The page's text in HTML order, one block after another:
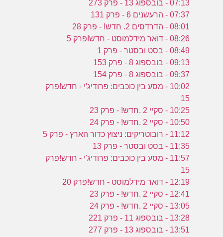
07:13 - בובספוג 13 - פרק 273
07:37 - הרעשנים 6 - פרק 131
08:01 - הדרדסים 2. חדש! - פרק 28
08:26 - דואר מידלמוסט - חדש!פרק 5
08:49 - בסט ובסטר - פרק 1
09:13 - בובספוג 8 - פרק 153
09:37 - בובספוג 8 - פרק 154
10:02 - מסע בין כוכבים: פרודיג'י - חדש!פרק
15
10:25 - סקיי 2 .חדש! - פרק 23
10:50 - סקיי 2 .חדש! - פרק 24
11:12 - רובוטריקים: ניצוץ כדור הארץ - פרק 5
11:35 - בסט ובסטר - פרק 13
11:57 - מסע בין כוכבים: פרודיג'י - חדש!פרק
15
12:19 - דואר מידלמוסט - חדש!פרק 20
12:41 - סקיי 2 .חדש! - פרק 23
13:05 - סקיי 2 .חדש! - פרק 24
13:28 - בובספוג 11 - פרק 221
13:51 - בובספוג 13 - פרק 277